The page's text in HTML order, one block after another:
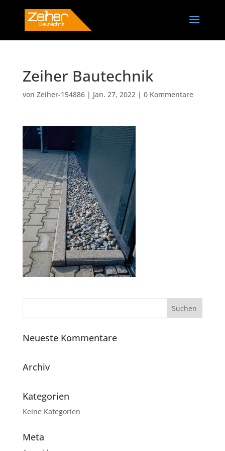
Zeiher Bautechnik
von Zeiher-154886| Jan. 27, 2022| 0 Kommentare
Neueste Kommentare
Archiv
Kategorien
Keine Kategorien
Meta